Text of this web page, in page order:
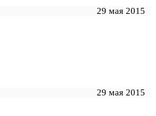
29 мая 2015
29 мая 2015